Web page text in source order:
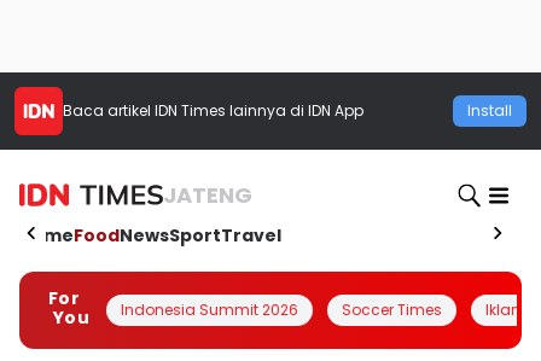
Baca artikel IDN Times lainnya di IDN App Install
JATENG
HomeFoodNewsSportTravel
For
You
Indonesia Summit 2026 Soccer Times Iklanin